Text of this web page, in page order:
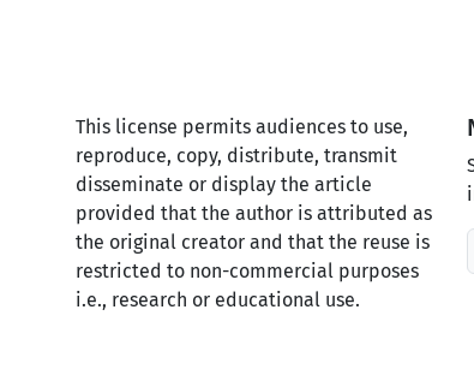
This license permits audiences to use,
reproduce, copy, distribute, transmit
disseminate or display the article
provided that the author is attributed as
the original creator and that the reuse is
restricted to non-commercial purposes
i.e., research or educational use.